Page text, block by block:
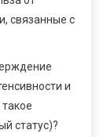
связанные с
и
статус)?